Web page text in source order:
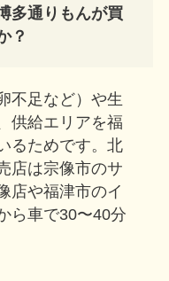
多通りもんが買
？
不足など）や生
供給エリアを福
るためです。北
店は宗像市のサ
店や福津市のイ
ら車で30〜40分